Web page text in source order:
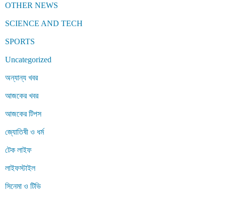
OTHER NEWS
SCIENCE AND TECH
SPORTS
Uncategorized
অন্যান্য খবর
আজকের খবর
আজকের টিপস
জ্যোতিষী ও ধর্ম
টেক লাইফ
লাইফস্টাইল
সিনেমা ও টিভি